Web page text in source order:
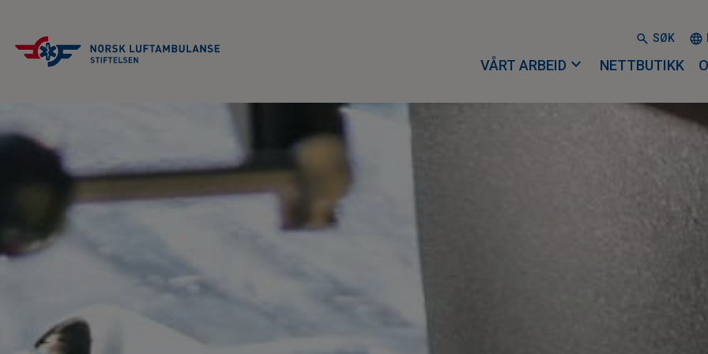
SØK
VÅRT ARBEID expand_more NETTBUTIKK